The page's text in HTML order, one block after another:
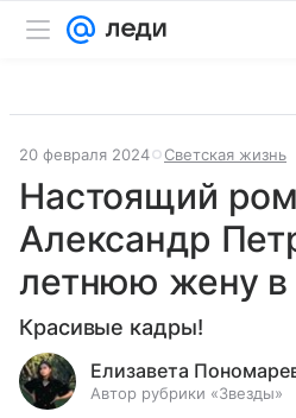
20 февраля 2024 Светская жизнь
Настоящий
Александр
летнюю жену
Красивые кадры!
Елизавета
Автор рубрики «Звезды»